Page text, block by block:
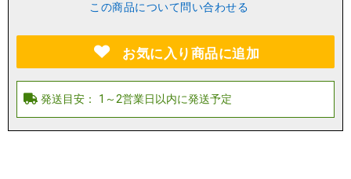
この商品について問い合わせる
お気に入り商品に追加